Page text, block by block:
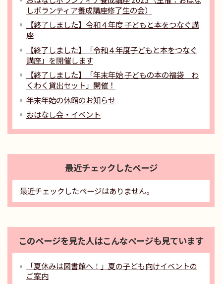
しボランティア養成講座修了生の会）
【終了しました】令和４年度 子どもと本をつなぐ講
座
【終了しました】「令和４年度子どもと本をつなぐ
講座」を開催します
【終了しました】「年末年始 子どもの本の福袋 わ
くわく貸出セット」開催！
年末年始の休館のお知らせ
おはなし会・イベント
最近チェックしたページ
最近チェックしたページはありません。
このページを見た人はこんなページも見ています
「夏休みは図書館へ！」夏の子ども向けイベントの
ご案内